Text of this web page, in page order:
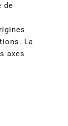
de
La
axes